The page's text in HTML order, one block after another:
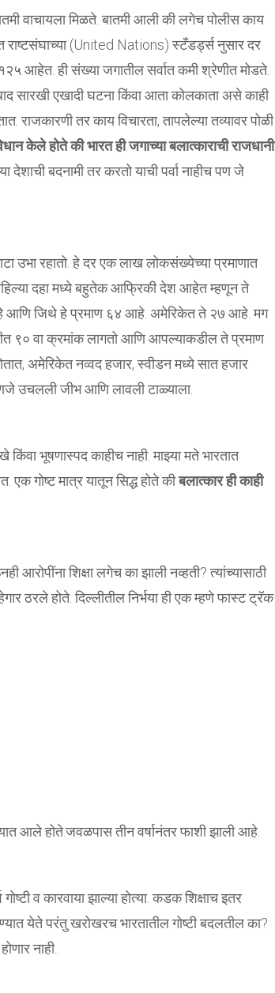
वाचायला मिळते. बातमी आली की लगेच पोलीस काय
(United Nations) स्टँडर्ड्स नुसार दर
आहेत. ही संख्या जगातील सर्वात कमी श्रेणीत मोडते.
सारखी एखादी घटना किंवा आता कोलकाता असे काही
तर काय विचारता, तापलेल्या तव्यावर पोळी
केले होते की भारत ही जगाच्या बलात्काराची राजधानी
बदनामी तर करतो याची पर्वा नाहीच पण जे
उभा रहातो. हे दर एक लाख लोकसंख्येच्या प्रमाणात
दहा मध्ये बहुतेक आफ्रिकी देश आहेत म्हणून ते
आणि जिथे हे प्रमाण ६४ आहे. अमेरिकेत ते २७ आहे. मग
९० वा क्रमांक लागतो आणि आपल्याकडील ते प्रमाण
अमेरिकेत नव्वद हजार, स्वीडन मध्ये सात हजार
उचलली जीभ आणि लावली टाळ्याला.
भूषणास्पद काहीच नाही. माझ्या मते भारतात
गोष्ट मात्र यातून सिद्ध होते कीबलात्कार ही काही
आरोपींना शिक्षा लगेच का झाली नव्हती? त्यांच्यासाठी
ठरले होते. दिल्लीतील निर्भया ही एक म्हणे फास्ट ट्रॅक
आले होते.जवळपास तीन वर्षानंतर फाशी झाली आहे.
व कारवाया झाल्या होत्या. कडक शिक्षाच इतर
येते परंतु खरोखरच भारतातील गोष्टी बदलतील का?
नाही..